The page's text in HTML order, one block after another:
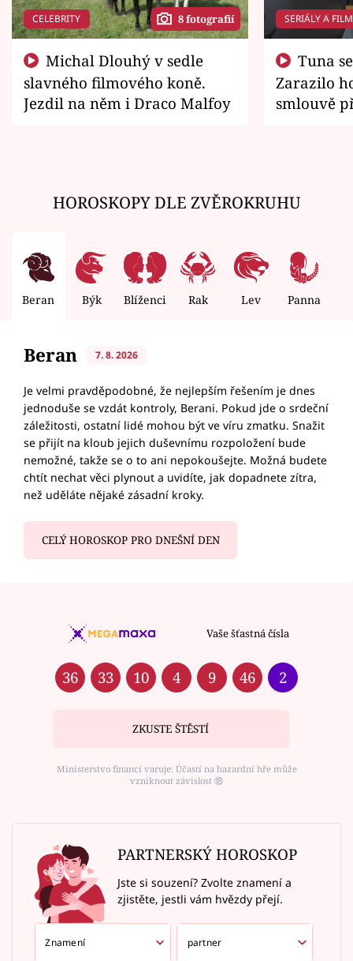
CELEBRITY 8 fotografií
slavného filmového koně.
Jezdil na něm i Draco Malfoy
SERIÁLY A
Zarazilo
smlouvě
HOROSKOPY DLE ZVĚROKRUHU
Beran Býk Blíženci Rak Lev Panna
Beran 7. 8. 2026
Je velmi pravděpodobné, že nejlepším řešením je dnes
jednoduše se vzdát kontroly, Berani. Pokud jde o srdeční
záležitosti, ostatní lidé mohou být ve víru zmatku. Snažit
se přijít na kloub jejich duševnímu rozpoložení bude
nemožné, takže se o to ani nepokoušejte. Možná budete
chtít nechat věci plynout a uvidíte, jak dopadnete zítra,
než uděláte nějaké zásadní kroky.
CELÝ HOROSKOP PRO DNEŠNÍ DEN
Vaše šťastná čísla
36 33 10 4 9 46 2
ZKUSTE ŠTĚSTÍ
Ministerstvo financí varuje: Účastí na hazardní hře může
vzniknout závislost ⑱
PARTNERSKÝ HOROSKOP
Jste si souzení? Zvolte znamení a
zjistěte, jestli vám hvězdy přejí.